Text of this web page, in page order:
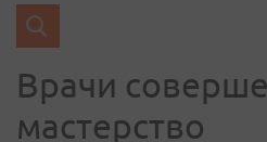
Врачи
мастерство